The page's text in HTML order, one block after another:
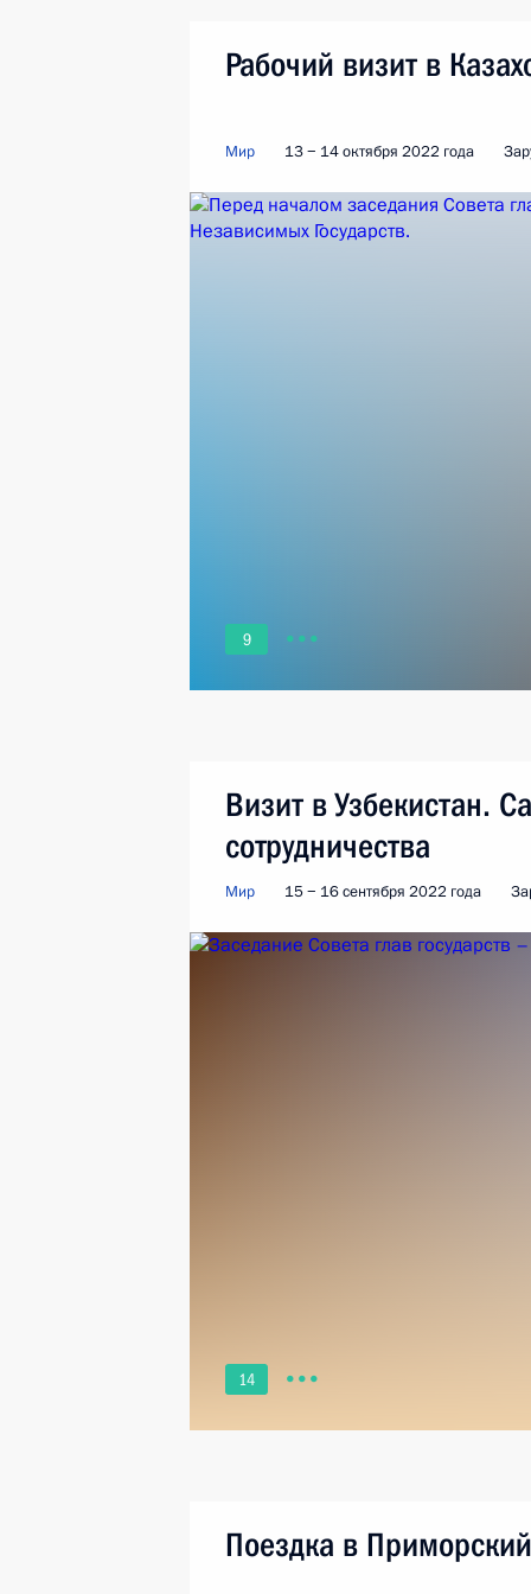
Рабочий визит в
Мир 13 − 14 октября 2022 года
9
Визит в Узбекистан.
сотрудничества
Мир 15 − 16 сентября 2022 года
14
Поездка в